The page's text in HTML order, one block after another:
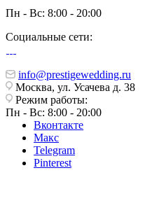
Пн - Вс: 8:00 - 20:00
Социальные сети:
info@prestigewedding.ru
Москва, ул. Усачева д. 38
Режим работы:
Пн - Вс: 8:00 - 20:00
Вконтакте
Макс
Telegram
Pinterest